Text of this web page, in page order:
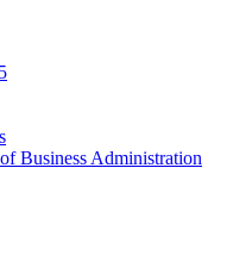
Business Administration